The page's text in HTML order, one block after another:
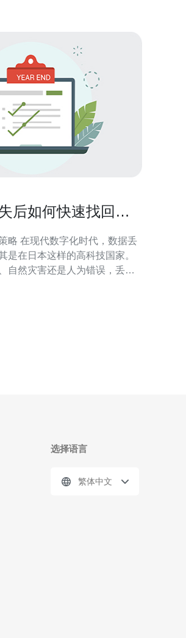
后如何快速找回数
数据丢
是在日本这样的高科技国家。
自然灾害还是人为错误，丢失
失后，快速找回数据和服务的
选择语言
繁体中文